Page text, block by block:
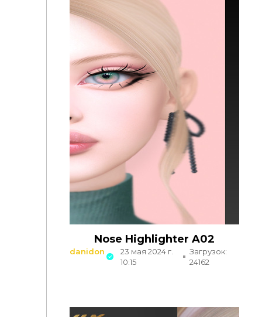
Nose Highlighter A02
danidon
23 мая 2024 г.
10:15
Загрузок:
24162